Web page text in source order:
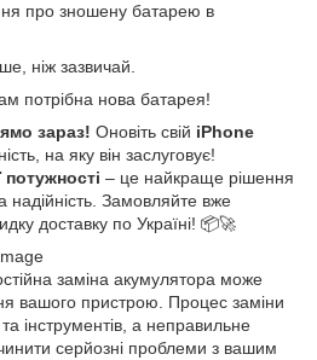
про зношену батарею в
ніж зазвичай.
потрібна нова батарея!
зараз! Оновіть свій iPhone
на яку він заслуговує!
– це найкраще рішення
надійність. Замовляйте вже
доставку по Україні! 📦🚀
заміна акумулятора може
вашого пристрою. Процес заміни
інструментів, а неправильне
серйозні проблеми з вашим